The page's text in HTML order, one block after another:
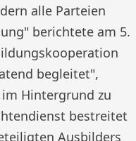
alle Parteien
berichtete am 5.
begleitet",
Hintergrund zu
bestreitet
Ausbilders